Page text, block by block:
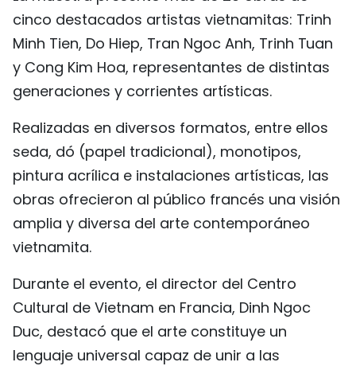
FRANÇAIS
РУССКИЙ
cinco destacados artistas vietnamitas: Trinh
Minh Tien, Do Hiep, Tran Ngoc Anh, Trinh Tuan
y Cong Kim Hoa, representantes de distintas
generaciones y corrientes artísticas.
Realizadas en diversos formatos, entre ellos
seda, dó (papel tradicional), monotipos,
pintura acrílica e instalaciones artísticas, las
obras ofrecieron al público francés una visión
amplia y diversa del arte contemporáneo
vietnamita.
Durante el evento, el director del Centro
Cultural de Vietnam en Francia, Dinh Ngoc
Duc, destacó que el arte constituye un
lenguaje universal capaz de unir a las